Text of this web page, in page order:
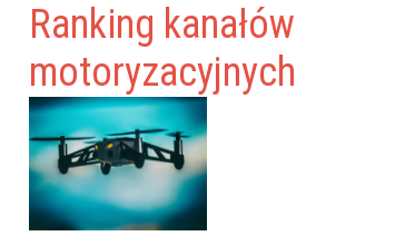
Ranking kanałów
motoryzacyjnych